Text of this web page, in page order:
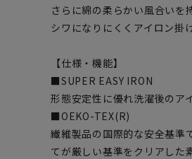
さらに綿の柔らかい風合い
シワになりにくくアイロン掛
【仕様・機能】
■SUPER EASY IRON
形態安定性に優れ洗濯後のア
■OEKO-TEX(R)
繊維製品の国際的な安全基準
てが厳しい基準をクリアした